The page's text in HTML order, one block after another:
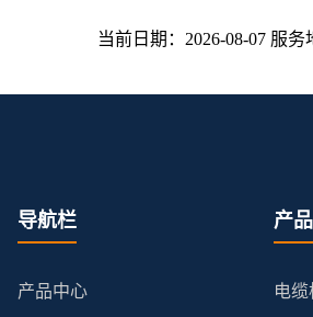
当前日期：2026-08-07 服
导航栏
产品中心
产
电缆